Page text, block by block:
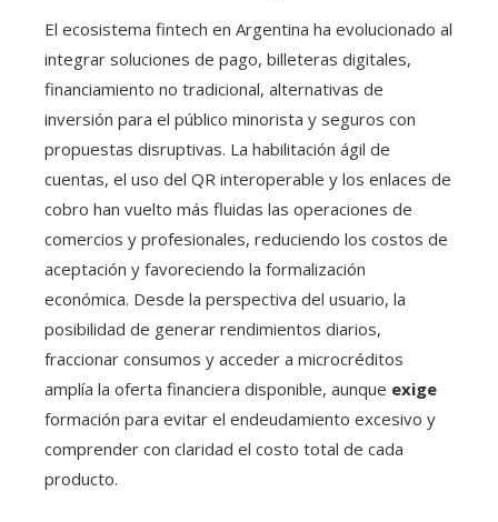
El ecosistema fintech en Argentina ha evolucionado al
integrar soluciones de pago, billeteras digitales,
financiamiento no tradicional, alternativas de
inversión para el público minorista y seguros con
propuestas disruptivas. La habilitación ágil de
cuentas, el uso del QR interoperable y los enlaces de
cobro han vuelto más fluidas las operaciones de
comercios y profesionales, reduciendo los costos de
aceptación y favoreciendo la formalización
económica. Desde la perspectiva del usuario, la
posibilidad de generar rendimientos diarios,
fraccionar consumos y acceder a microcréditos
amplía la oferta financiera disponible, aunque exige
formación para evitar el endeudamiento excesivo y
comprender con claridad el costo total de cada
producto.